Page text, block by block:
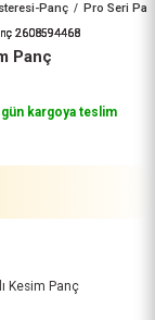
Panç Pro Seri
Panç
kargoya teslim
Kesim Panç